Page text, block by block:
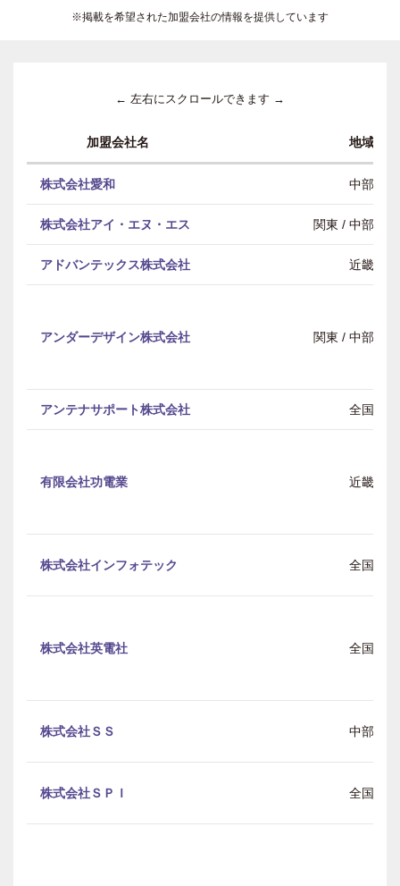
※掲載を希望された加盟会社の情報を提供しています
← 左右にスクロールできます →
加盟会社名 地域
株式会社愛和 中部
株式会社アイ・エヌ・エス 関東 / 中部 / 近
アドバンテックス株式会社 近畿
アンダーデザイン株式会社 関東 / 中部 / 近
アンテナサポート株式会社 全国
有限会社功電業 近畿
株式会社インフォテック 全国
株式会社英電社 全国
株式会社ＳＳ 中部
株式会社ＳＰＩ 全国